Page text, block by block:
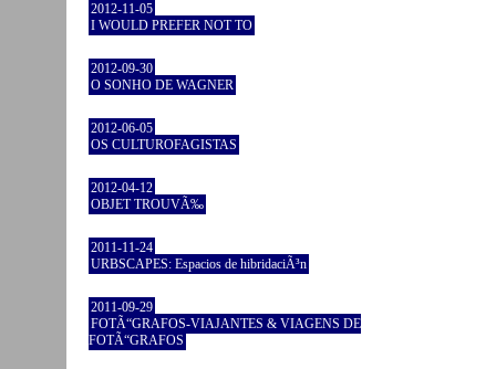
2012-11-05
I WOULD PREFER NOT TO
2012-09-30
O SONHO DE WAGNER
2012-06-05
OS CULTUROFAGISTAS
2012-04-12
OBJET TROUVÃ‰
2011-11-24
URBSCAPES: Espacios de hibridaciÃ³n
2011-09-29
FOTÃ“GRAFOS-VIAJANTES & VIAGENS DE
FOTÃ“GRAFOS